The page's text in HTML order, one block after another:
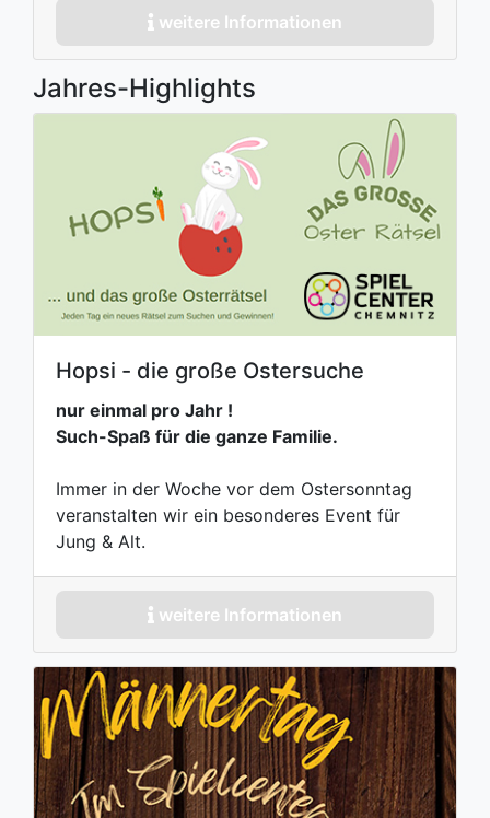
weitere Informationen
Jahres-Highlights
Hopsi - die große Ostersuche
nur einmal pro Jahr !
Such-Spaß für die ganze Familie.
Immer in der Woche vor dem Ostersonntag
veranstalten wir ein besonderes Event für
Jung & Alt.
weitere Informationen